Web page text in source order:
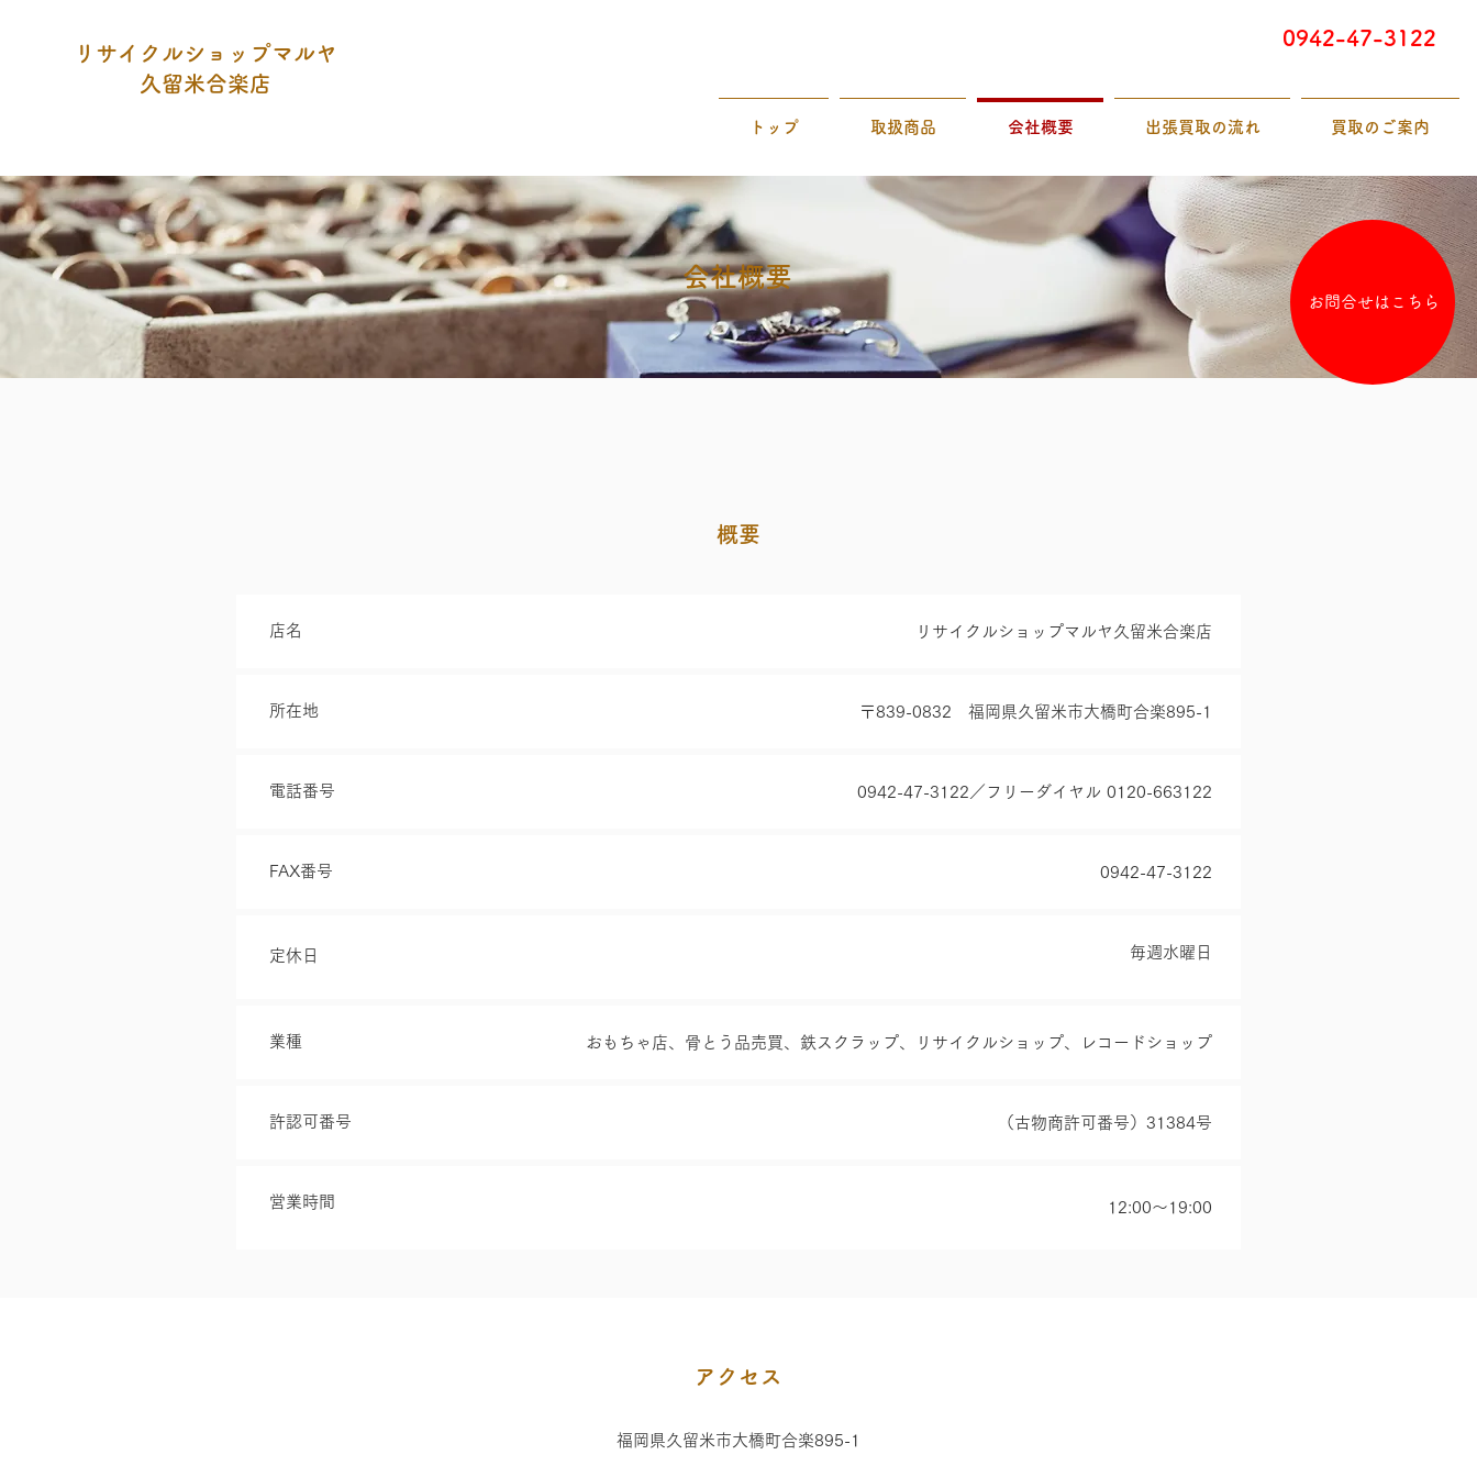
お問合せはこちら
リサイクルショップマルヤ
久留米合楽店
0942-47-3122
トップ 取扱商品 会社概要 出張買取の流れ 買取のご案内
会社概要
概要
店名 リサイクルショップマルヤ久留米合楽店
所在地 〒839-0832 福岡県久留米市大橋町合楽895-1
電話番号 0942-47-3122／フリーダイヤル 0120-663122
FAX番号 0942-47-3122
定休日 毎週水曜日
業種 おもちゃ店、骨とう品売買、鉄スクラップ、リサイクルショップ、レコードショップ
許認可番号 （古物商許可番号）31384号
営業時間 12:00～19:00
アクセス
福岡県久留米市大橋町合楽895-1